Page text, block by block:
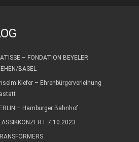
– FONDATION BEYELER
BASEL
Kiefer – Ehrenbürgerverleihung
– Hamburger Bahnhof
7.10.2023